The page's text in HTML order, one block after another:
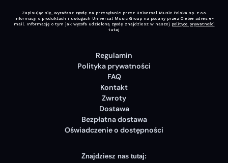
Regulamin
Polityka prywatności
FAQ
Kontakt
Zwroty
Dostawa
Bezpłatna dostawa
Oświadczenie o dostępności
Znajdziesz nas tutaj: